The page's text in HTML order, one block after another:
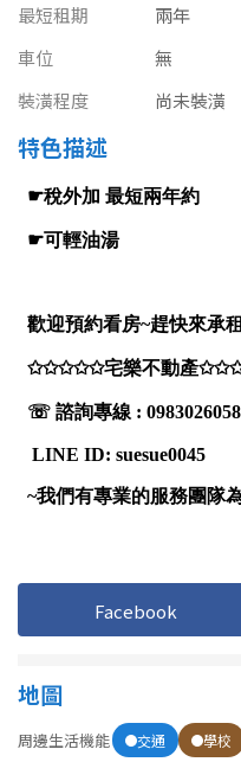
苗栗縣
台中市
南投縣
嘉義市
嘉義縣
台南市
屏東縣
台東縣
金門連江
廠辦 倉庫
坪數
不拘
40~50 坪
60~70 坪
樓層
1樓
最短租期
兩年
車位
無
裝潢程度
尚未裝潢
特色描述
Facebook
地圖
周邊生活機能 交通 學校